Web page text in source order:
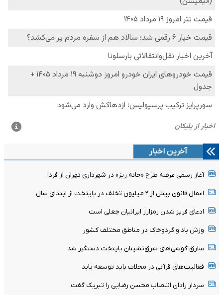
آخرین اخبار
آغاز رسمی عرضه طرح «خانه ریز» در شهرداری تهران از فردا
اعمال قانون بیش از ۲ میلیون تخلف در پایتخت از ابتدای سال
ادعای فریز شدن رمزارز ایرانیان جعلی است
وزش باد و گردوخاک در مناطق مختلف کشور
سارق گوشی‌های شرق‌نشینان پایتخت دستگیر شد
فعالیت‌های قرآنی در محلات باید توسعه یابد
سردار رادان انتصاب محسن رضایی را تبریک گفت